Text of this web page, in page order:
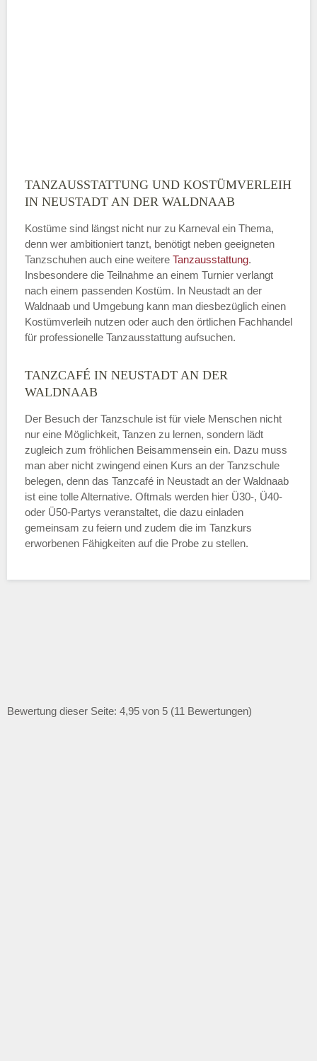
TANZAUSSTATTUNG UND KOSTÜMVERLEIH
IN NEUSTADT AN DER WALDNAAB
Kostüme sind längst nicht nur zu Karneval ein Thema,
denn wer ambitioniert tanzt, benötigt neben geeigneten
Tanzschuhen auch eine weitere Tanzausstattung.
Insbesondere die Teilnahme an einem Turnier verlangt
nach einem passenden Kostüm. In Neustadt an der
Waldnaab und Umgebung kann man diesbezüglich einen
Kostümverleih nutzen oder auch den örtlichen Fachhandel
für professionelle Tanzausstattung aufsuchen.
TANZCAFÉ IN NEUSTADT AN DER
WALDNAAB
Der Besuch der Tanzschule ist für viele Menschen nicht
nur eine Möglichkeit, Tanzen zu lernen, sondern lädt
zugleich zum fröhlichen Beisammensein ein. Dazu muss
man aber nicht zwingend einen Kurs an der Tanzschule
belegen, denn das Tanzcafé in Neustadt an der Waldnaab
ist eine tolle Alternative. Oftmals werden hier Ü30-, Ü40-
oder Ü50-Partys veranstaltet, die dazu einladen
gemeinsam zu feiern und zudem die im Tanzkurs
erworbenen Fähigkeiten auf die Probe zu stellen.
Bewertung dieser Seite: 4,95 von 5 (11 Bewertungen)